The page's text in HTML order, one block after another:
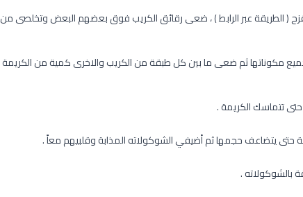
( الطريقة عبر الرابط ) ، ضعى رقائق الكريب فوق بعضهم البعض وتخلصى من
ثم ضعى ما بين كل طبقة من الكريب والاخرى كمية من الكريمة
تتماسك الكريمة .
حتى يتضاعف حجمها ثم أضيفي الشوكولاته المذابة وقلبيهم معاً .
بالشوكولاته .